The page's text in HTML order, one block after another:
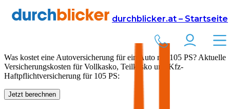
durchblicker.at – Startseite
Versicherung Autoversicherung
PS in Österreich
Was kostet eine Autoversicherung für ein Auto mit 105 PS? Aktuelle
Versicherungskosten für Vollkasko, Teilkasko und Kfz-
Haftpflichtversicherung für 105 PS:
Jetzt berechnen